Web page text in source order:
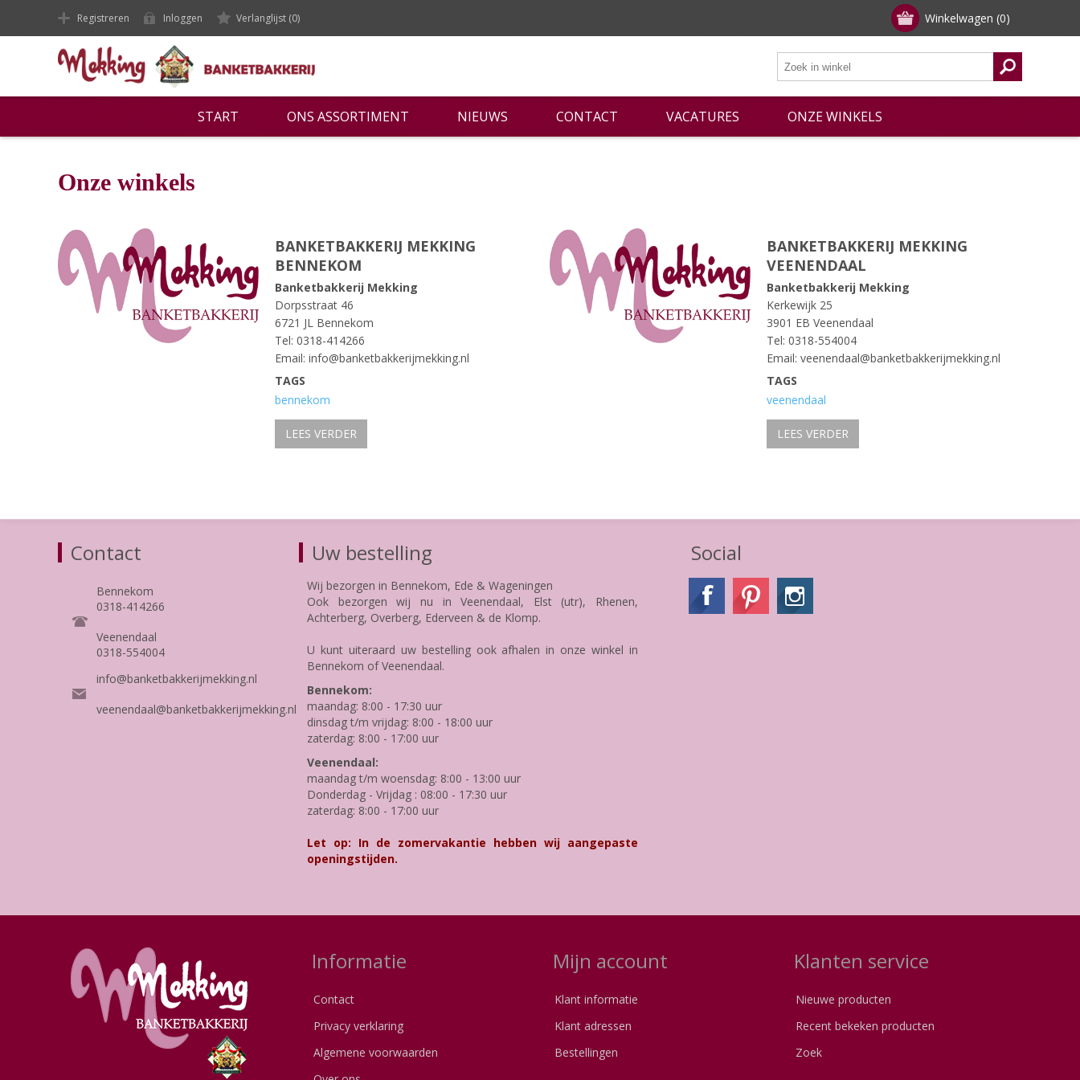
Winkelwagen (0)
Registreren Inloggen Verlanglijst (0)
START ONS ASSORTIMENT NIEUWS CONTACT VACATURES ONZE WINKELS
Onze winkels
BANKETBAKKERIJ MEKKING
BENNEKOM
Banketbakkerij Mekking
Dorpsstraat 46
6721 JL Bennekom
Tel: 0318-414266
Email: info@banketbakkerijmekking.nl
TAGS
bennekom
LEES VERDER
BANKETBAKKERIJ MEKKING
VEENENDAAL
Banketbakkerij Mekking
Kerkewijk 25
3901 EB Veenendaal
Tel: 0318-554004
Email: veenendaal@banketbakkerijmekking.nl
TAGS
veenendaal
LEES VERDER
Contact
Bennekom
0318-414266
Veenendaal
0318-554004
info@banketbakkerijmekking.nl
veenendaal@banketbakkerijmekking.nl
Uw bestelling
Wij bezorgen in Bennekom, Ede & Wageningen
Ook bezorgen wij nu in Veenendaal, Elst (utr), Rhenen,
Achterberg, Overberg, Ederveen & de Klomp.
U kunt uiteraard uw bestelling ook afhalen in onze winkel in
Bennekom of Veenendaal.
Bennekom:
maandag: 8:00 - 17:30 uur
dinsdag t/m vrijdag: 8:00 - 18:00 uur
zaterdag: 8:00 - 17:00 uur
Veenendaal:
maandag t/m woensdag: 8:00 - 13:00 uur
Donderdag - Vrijdag : 08:00 - 17:30 uur
zaterdag: 8:00 - 17:00 uur
Let op: In de zomervakantie hebben wij aangepaste
openingstijden.
Social
Informatie
Contact
Privacy verklaring
Algemene voorwaarden
Mijn account
Klant informatie
Klant adressen
Bestellingen
Klanten service
Nieuwe producten
Recent bekeken producten
Zoek